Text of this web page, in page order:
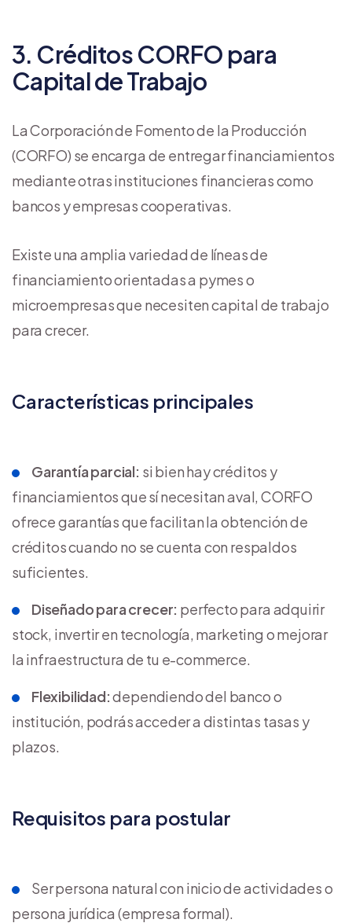
3. Créditos CORFO para
Capital de Trabajo
La Corporación de Fomento de la Producción
(CORFO) se encarga de entregar financiamientos
mediante otras instituciones financieras como
bancos y empresas cooperativas.
Existe una amplia variedad de líneas de
financiamiento orientadas a pymes o
microempresas que necesiten capital de trabajo
para crecer.
Características principales
Garantía parcial: si bien hay créditos y
financiamientos que sí necesitan aval, CORFO
ofrece garantías que facilitan la obtención de
créditos cuando no se cuenta con respaldos
suficientes.
Diseñado para crecer: perfecto para adquirir
stock, invertir en tecnología, marketing o mejorar
la infraestructura de tu e-commerce.
Flexibilidad:dependiendo del banco o
institución, podrás acceder a distintas tasas y
plazos.
Requisitos para postular
Ser persona natural con inicio de actividades o
persona jurídica (empresa formal).